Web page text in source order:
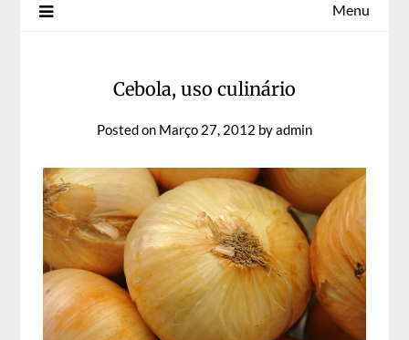
Menu
Cebola, uso culinário
Posted on Março 27, 2012 byadmin